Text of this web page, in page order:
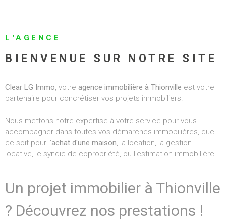
BIENS
CONTACT
L'AGENCE
BIENVENUE SUR NOTRE SITE
Clear LG Immo, votre agence immobilière à Thionville est votre
partenaire pour concrétiser vos projets immobiliers.
Nous mettons notre expertise à votre service pour vous
accompagner dans toutes vos démarches immobilières, que
ce soit pour l'achat d'une maison, la location, la gestion
locative, le syndic de copropriété, ou l'estimation immobilière.
Un projet immobilier à Thionville
? Découvrez nos prestations !